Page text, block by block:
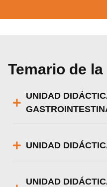
Temario de
UNIDAD
UNIDAD
UNIDAD